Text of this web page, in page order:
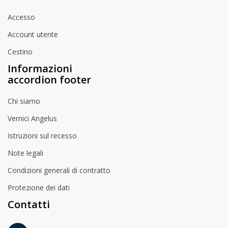
Accesso
Account utente
Cestino
Informazioni
accordion footer
Chi siamo
Vernici Angelus
Istruzioni sul recesso
Note legali
Condizioni generali di contratto
Protezione dei dati
Contatti